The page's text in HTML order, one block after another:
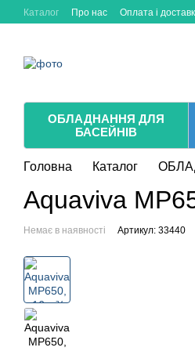
Перейти до основного контенту
Каталог Про нас Оплата і
ОБЛАДНАННЯ ДЛЯ
БАСЕЙНІВ
Головна Каталог
Aquaviva
Немає в наявності Артикул: 33440